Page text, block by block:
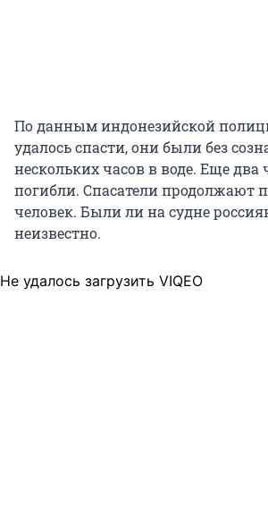
По данным индонезийской
удалось спасти, они были без
нескольких часов в воде. Еще два
погибли. Спасатели продолжают
человек. Были ли на судне
неизвестно.
Не удалось загрузить VIQEO